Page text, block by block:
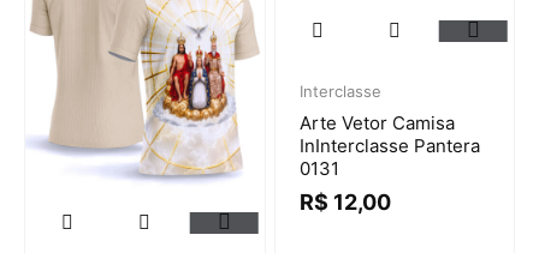
Interclasse
Arte Vetor Camisa
InInterclasse Pantera
0131
R$ 12,00